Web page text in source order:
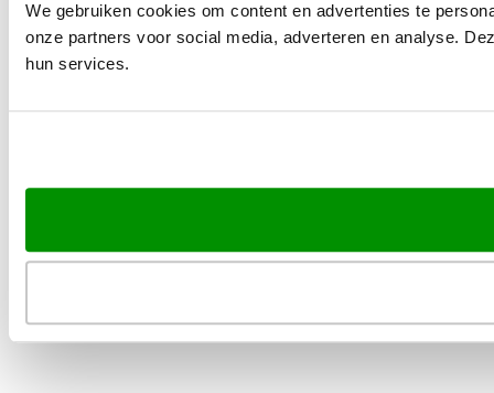
We gebruiken cookies om content en advertenties te
onze partners voor social media, adverteren en analyse.
hun services.